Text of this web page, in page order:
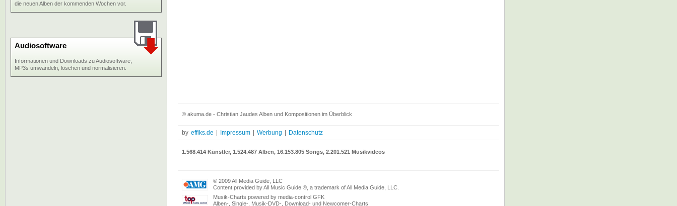
die neuen Alben der kommenden Wochen vor.
Audiosoftware
Informationen und Downloads zu Audiosoftware,
MP3s umwandeln, löschen und normalisieren.
© akuma.de - Christian Jaudes Alben und Kompositionen im Überblick
by effiks.de Impressum Werbung Datenschutz
1.568.414 Künstler, 1.524.487 Alben, 16.153.805 Songs, 2.201.521 Musikvideos
© 2009 All Media Guide, LLC
Content provided by All Music Guide ®, a trademark of All Media Guide, LLC.
Musik-Charts powered by media-control GFK
Alben-, Single-, Musik-DVD-, Download- und Newcomer-Charts